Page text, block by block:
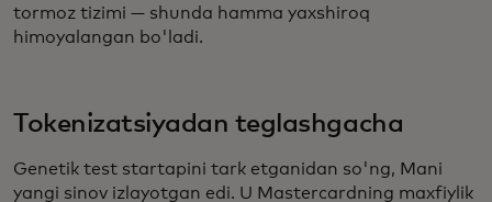
tormoz tizimi — shunda hamma yaxshiroq
himoyalangan bo'ladi.
Tokenizatsiyadan teglashgacha
Genetik test startapini tark etganidan so'ng, Mani
yangi sinov izlayotgan edi. U Mastercardning maxfiylik